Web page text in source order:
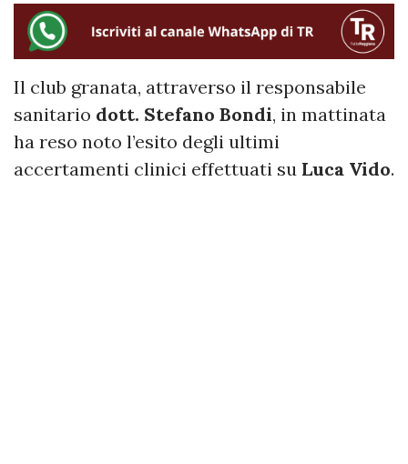
Il club granata, attraverso il responsabile
sanitario dott. Stefano Bondi, in mattinata
ha reso noto l’esito degli ultimi
accertamenti clinici effettuati su Luca Vido.